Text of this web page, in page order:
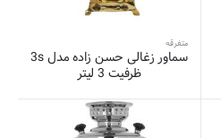
متفرقه
سماور زغالی حسن زاده مدل 3s
ظرفیت 3 لیتر